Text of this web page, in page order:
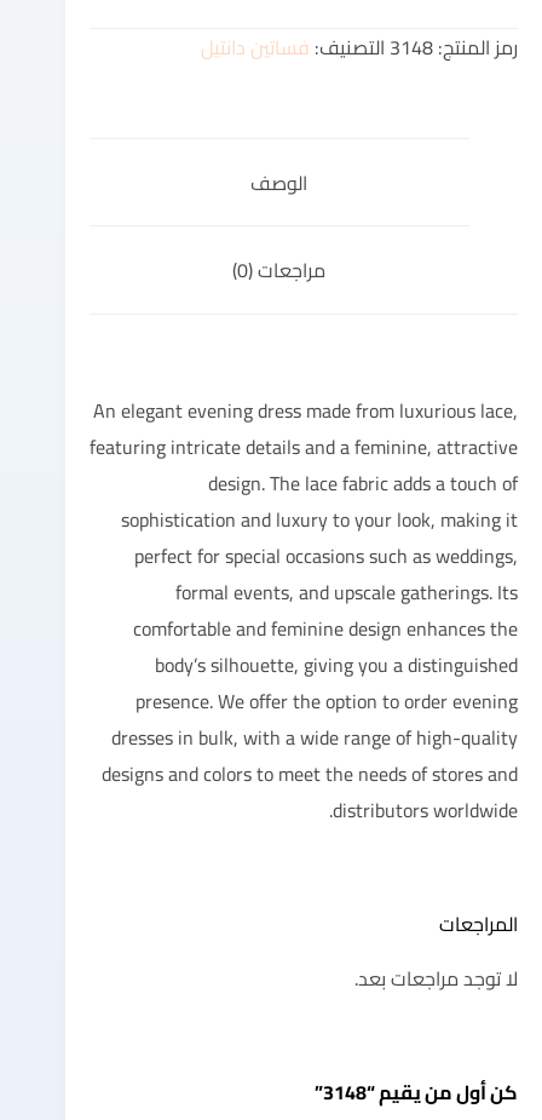
رمز المنتج:3148 التصنيف: فساتين دانتيل
الوصف
مراجعات (0)
An elegant evening dress made from luxurious lace,
featuring intricate details and a feminine, attractive
design. The lace fabric adds a touch of
sophistication and luxury to your look, making it
perfect for special occasions such as weddings,
formal events, and upscale gatherings. Its
comfortable and feminine design enhances the
body’s silhouette, giving you a distinguished
presence. We offer the option to order evening
dresses in bulk, with a wide range of high-quality
designs and colors to meet the needs of stores and
distributors worldwide.
المراجعات
لا توجد مراجعات بعد.
كن أول من يقيم “3148”